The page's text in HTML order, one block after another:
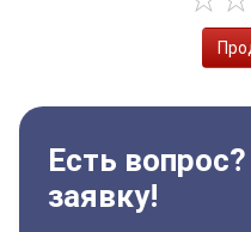
Есть
заявку!